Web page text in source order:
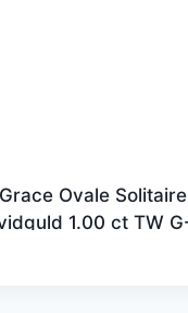
Ovale
1.00 ct TW